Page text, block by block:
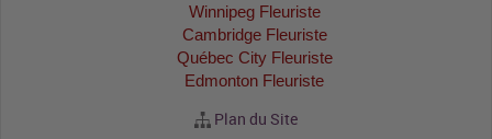
Winnipeg Fleuriste
Cambridge Fleuriste
Québec City Fleuriste
Edmonton Fleuriste
Plan du Site